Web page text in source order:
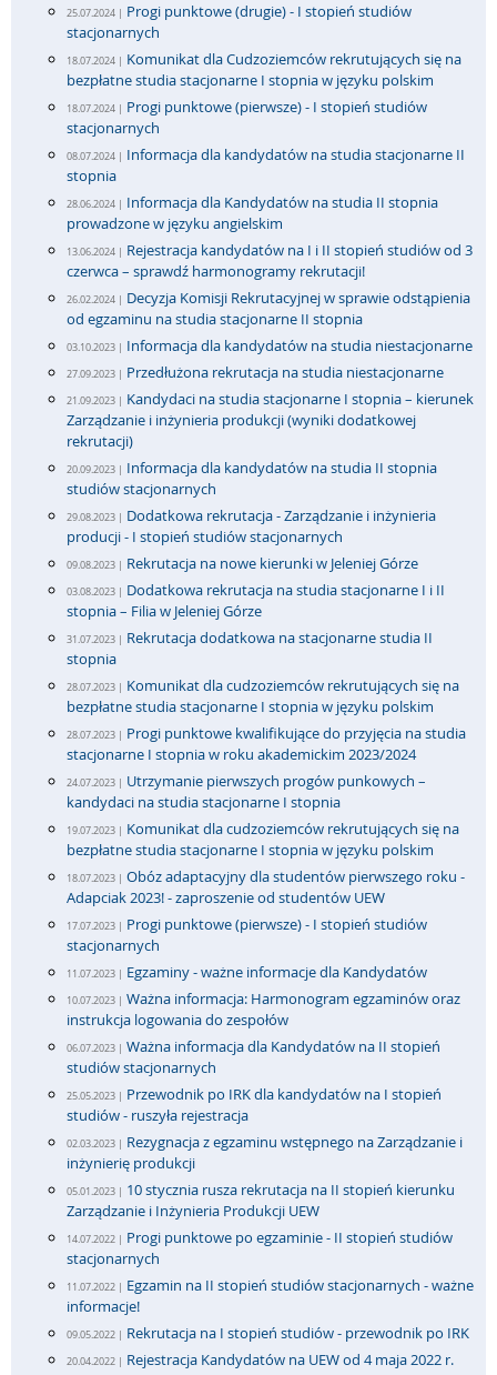
25.07.2024 | Progi punktowe (drugie) - I stopień studiów
stacjonarnych
18.07.2024 | Komunikat dla Cudzoziemców rekrutujących się na
bezpłatne studia stacjonarne I stopnia w języku polskim
18.07.2024 | Progi punktowe (pierwsze) - I stopień studiów
stacjonarnych
08.07.2024 | Informacja dla kandydatów na studia stacjonarne II
stopnia
28.06.2024 | Informacja dla Kandydatów na studia II stopnia
prowadzone w języku angielskim
13.06.2024 | Rejestracja kandydatów na I i II stopień studiów od 3
czerwca – sprawdź harmonogramy rekrutacji!
26.02.2024 | Decyzja Komisji Rekrutacyjnej w sprawie odstąpienia
od egzaminu na studia stacjonarne II stopnia
03.10.2023 | Informacja dla kandydatów na studia niestacjonarne
27.09.2023 | Przedłużona rekrutacja na studia niestacjonarne
21.09.2023 | Kandydaci na studia stacjonarne I stopnia – kierunek
Zarządzanie i inżynieria produkcji (wyniki dodatkowej
rekrutacji)
20.09.2023 | Informacja dla kandydatów na studia II stopnia
studiów stacjonarnych
29.08.2023 | Dodatkowa rekrutacja - Zarządzanie i inżynieria
producji - I stopień studiów stacjonarnych
09.08.2023 | Rekrutacja na nowe kierunki w Jeleniej Górze
03.08.2023 | Dodatkowa rekrutacja na studia stacjonarne I i II
stopnia – Filia w Jeleniej Górze
31.07.2023 | Rekrutacja dodatkowa na stacjonarne studia II
stopnia
28.07.2023 | Komunikat dla cudzoziemców rekrutujących się na
bezpłatne studia stacjonarne I stopnia w języku polskim
28.07.2023 | Progi punktowe kwalifikujące do przyjęcia na studia
stacjonarne I stopnia w roku akademickim 2023/2024
24.07.2023 | Utrzymanie pierwszych progów punkowych –
kandydaci na studia stacjonarne I stopnia
19.07.2023 | Komunikat dla cudzoziemców rekrutujących się na
bezpłatne studia stacjonarne I stopnia w języku polskim
18.07.2023 | Obóz adaptacyjny dla studentów pierwszego roku -
Adapciak 2023! - zaproszenie od studentów UEW
17.07.2023 | Progi punktowe (pierwsze) - I stopień studiów
stacjonarnych
11.07.2023 | Egzaminy - ważne informacje dla Kandydatów
10.07.2023 | Ważna informacja: Harmonogram egzaminów oraz
instrukcja logowania do zespołów
06.07.2023 | Ważna informacja dla Kandydatów na II stopień
studiów stacjonarnych
25.05.2023 | Przewodnik po IRK dla kandydatów na I stopień
studiów - ruszyła rejestracja
02.03.2023 | Rezygnacja z egzaminu wstępnego na Zarządzanie i
inżynierię produkcji
05.01.2023 | 10 stycznia rusza rekrutacja na II stopień kierunku
Zarządzanie i Inżynieria Produkcji UEW
14.07.2022 | Progi punktowe po egzaminie - II stopień studiów
stacjonarnych
11.07.2022 | Egzamin na II stopień studiów stacjonarnych - ważne
informacje!
09.05.2022 | Rekrutacja na I stopień studiów - przewodnik po IRK
20.04.2022 | Rejestracja Kandydatów na UEW od 4 maja 2022 r.